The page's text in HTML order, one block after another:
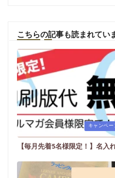
こちらの記事も読まれてい
Posted
in
キャンペー
【毎月先着5名様限定！】名入